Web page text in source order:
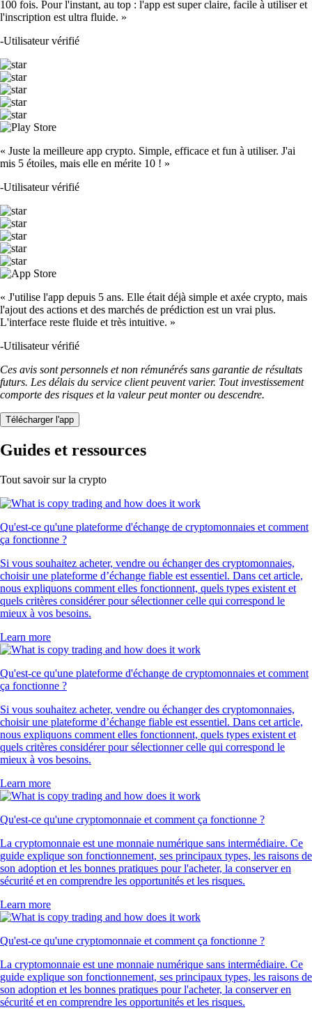
100 fois. Pour l'instant, au top : l'app est super claire, facile à utiliser et
l'inscription est ultra fluide. »
-Utilisateur vérifié
« Juste la meilleure app crypto. Simple, efficace et fun à utiliser. J'ai
mis 5 étoiles, mais elle en mérite 10 ! »
-Utilisateur vérifié
« J'utilise l'app depuis 5 ans. Elle était déjà simple et axée crypto, mais
l'ajout des actions et des marchés de prédiction est un vrai plus.
L'interface reste fluide et très intuitive. »
-Utilisateur vérifié
Ces avis sont personnels et non rémunérés sans garantie de résultats
futurs. Les délais du service client peuvent varier. Tout investissement
comporte des risques et la valeur peut monter ou descendre.
Télécharger l'app
Guides et ressources
Tout savoir sur la crypto
Qu'est-ce qu'une plateforme d'échange de cryptomonnaies et comment
ça fonctionne ?
Si vous souhaitez acheter, vendre ou échanger des cryptomonnaies,
choisir une plateforme d’échange fiable est essentiel. Dans cet article,
nous expliquons comment elles fonctionnent, quels types existent et
quels critères considérer pour sélectionner celle qui correspond le
mieux à vos besoins.
Learn more
Qu'est-ce qu'une plateforme d'échange de cryptomonnaies et comment
ça fonctionne ?
Si vous souhaitez acheter, vendre ou échanger des cryptomonnaies,
choisir une plateforme d’échange fiable est essentiel. Dans cet article,
nous expliquons comment elles fonctionnent, quels types existent et
quels critères considérer pour sélectionner celle qui correspond le
mieux à vos besoins.
Learn more
Qu'est-ce qu'une cryptomonnaie et comment ça fonctionne ?
La cryptomonnaie est une monnaie numérique sans intermédiaire. Ce
guide explique son fonctionnement, ses principaux types, les raisons de
son adoption et les bonnes pratiques pour l'acheter, la conserver en
sécurité et en comprendre les opportunités et les risques.
Learn more
Qu'est-ce qu'une cryptomonnaie et comment ça fonctionne ?
La cryptomonnaie est une monnaie numérique sans intermédiaire. Ce
guide explique son fonctionnement, ses principaux types, les raisons de
son adoption et les bonnes pratiques pour l'acheter, la conserver en
sécurité et en comprendre les opportunités et les risques.